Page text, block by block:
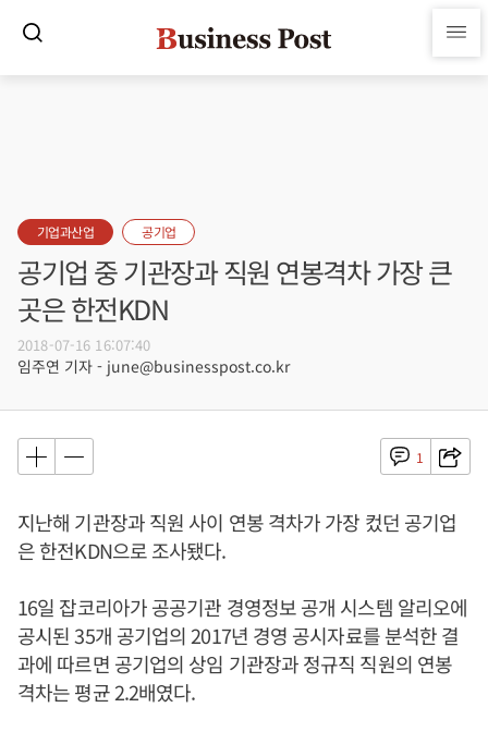
기업과산업 공기업
공기업 중 기관장과 직원 연봉격차 가장 큰
곳은 한전KDN
2018-07-16 16:07:40
임주연 기자 - june@businesspost.co.kr
1
지난해 기관장과 직원 사이 연봉 격차가 가장 컸던 공기업
은 한전KDN으로 조사됐다.
16일 잡코리아가 공공기관 경영정보 공개 시스템 알리오에
공시된 35개 공기업의 2017년 경영 공시자료를 분석한 결
과에 따르면 공기업의 상임 기관장과 정규직 직원의 연봉
격차는 평균 2.2배였다.